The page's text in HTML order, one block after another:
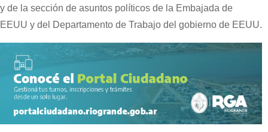
y de la sección de asuntos políticos de la Embajada de
EEUU y del Departamento de Trabajo del gobierno de EEUU.